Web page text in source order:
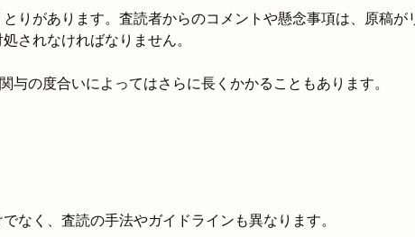
りがあります。査読者からのコメントや懸念事項は、原稿が
されなければなりません。
の度合いによってはさらに長くかかることもあります。
なく、査読の手法やガイドラインも異なります。